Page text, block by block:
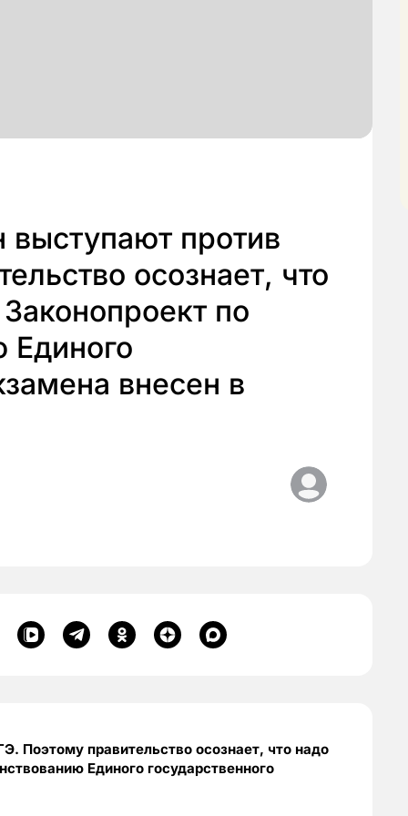
против
осознает, что
по
Единого
внесен в
Поэтому правительство осознает, что надо
Единого государственного